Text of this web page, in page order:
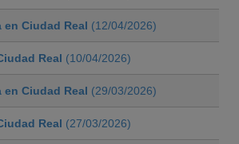
Ciudad Real (12/04/2026)
Real (10/04/2026)
Ciudad Real (29/03/2026)
Real (27/03/2026)